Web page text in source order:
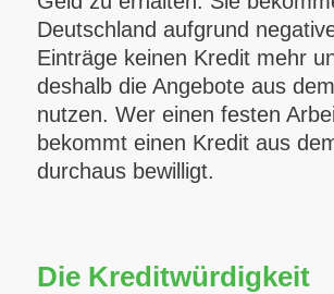
Deutschland aufgrund
Einträge keinen Kredit mehr
deshalb die Angebote aus
nutzen. Wer einen festen
bekommt einen Kredit aus
durchaus bewilligt.
Die Kreditwürdigkeit